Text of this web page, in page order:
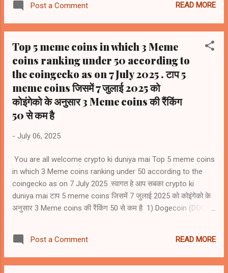
#rank114 5) Gala (GALA) #rank127 6) Ethereum Name
Service (ENS) #rank130 7) The Sandbox (SAND) #rank134 8)
#rank156 10) Apecoin (APE) #rank160
Post a Comment READ MORE
Top 5 meme coins in which 3 Meme
coins ranking under 50 according to
the coingecko as on 7 July 2025 . टाप 5
meme coins जिसमें 7 जुलाई 2025 को
कोइंगेको के अनुसार 3 Meme coins की रैंकिंग
50 से कम है
- July 06, 2025
You are all welcome crypto ki duniya mai Top 5 meme coins
in which 3 Meme coins ranking under 50 according to the
coingecko as on 7 July 2025 .स्वागत हे आप सबका crypto ki
duniya mai टाप 5 meme coins जिसमें 7 जुलाई 2025 को कोइंगेको के
अनुसार 3 Meme coins की रैंकिंग 50 से कम है 1) Dogecoin (DOGE)
Trump (Trump) #60 5) Bonk (BONK) # 61
Post a Comment READ MORE